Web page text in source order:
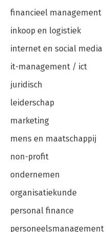
financieel management
inkoop en logistiek
internet en social media
it-management / ict
juridisch
leiderschap
marketing
mens en maatschappij
non-profit
ondernemen
organisatiekunde
personal finance
personeelsmanagement